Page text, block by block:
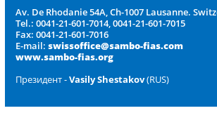
Av. De Rhodanie 54A, Ch-1007 Lausanne.
Tel.: 0041-21-601-7014, 0041-21-601-7015
Fax: 0041-21-601-7016
E-mail: swissoffice@sambo-fias.com
www.sambo-fias.org
Президент -Vasily Shestakov(RUS)